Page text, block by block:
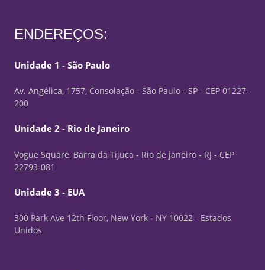
ENDEREÇOS:
Unidade 1 - São Paulo
Av. Angélica, 1757, Consolação - São Paulo - SP - CEP 01227-
200
Unidade 2 - Rio de Janeiro
Vogue Square, Barra da Tijuca - Rio de janeiro - RJ - CEP
22793-081
Unidade 3 - EUA
300 Park Ave 12th Floor, New York - NY 10022 - Estados
Unidos